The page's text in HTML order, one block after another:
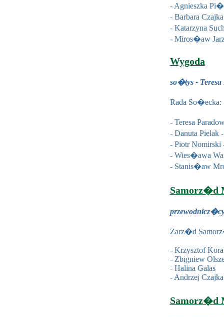
- Agnieszka
- Barbara
- Katarzyna
- Miros�aw
Wygoda
so�tys - Teresa
Rada So�ecka:
- Teresa
- Danuta Pielak
- Piotr
- Wies�awa
- Stanis�aw
Samorz�d
Zarz�d
- Krzysztof
- Zbigniew
- Halina Galas
- Andrzej Czajka
Samorz�d